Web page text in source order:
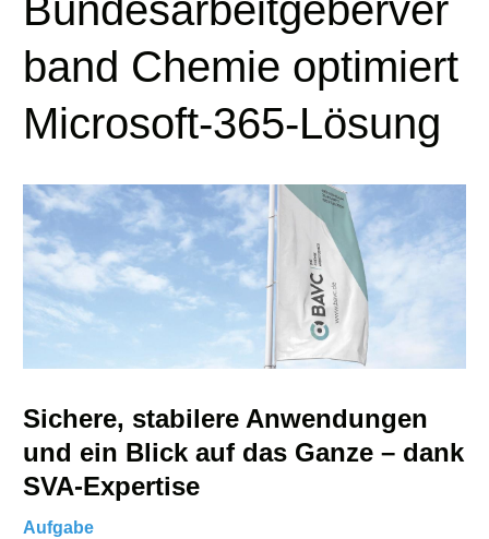
Bundesarbeitgeberver
band Chemie optimiert
Microsoft-365-Lösung
Sichere, stabilere Anwendungen
und ein Blick auf das Ganze – dank
SVA-Expertise
Aufgabe